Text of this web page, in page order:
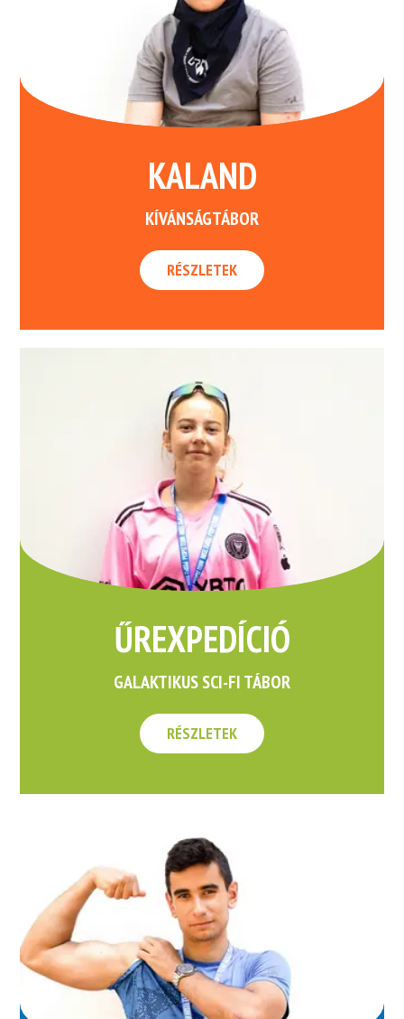
KALAND
KÍVÁNSÁGTÁBOR
RÉSZLETEK
ŰREXPEDÍCIÓ
GALAKTIKUS SCI-FI TÁBOR
RÉSZLETEK